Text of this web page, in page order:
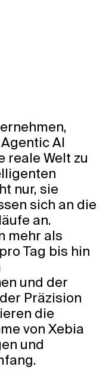
AI
reale Welt zu
nur, sie
sich an die
an.
mehr als
Tag bis hin
und der
Präzision
die
von Xebia
und